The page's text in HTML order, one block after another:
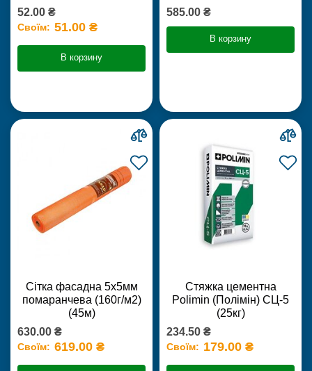
52.00 ₴
Своїм: 51.00 ₴
В корзину
585.00 ₴
В корзину
Сітка фасадна 5х5мм
помаранчева (160г/м2)
(45м)
630.00 ₴
Своїм: 619.00 ₴
Стяжка цементна
Polimin (Полімін) СЦ-5
(25кг)
234.50 ₴
Своїм: 179.00 ₴